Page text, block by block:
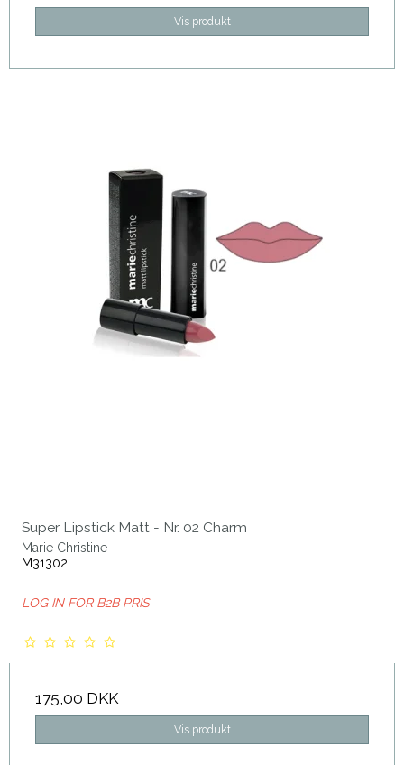
Vis produkt
Super Lipstick Matt - Nr. 02 Charm
Marie Christine
M31302
LOG IN FOR B2B PRIS
175,00 DKK
Vis produkt